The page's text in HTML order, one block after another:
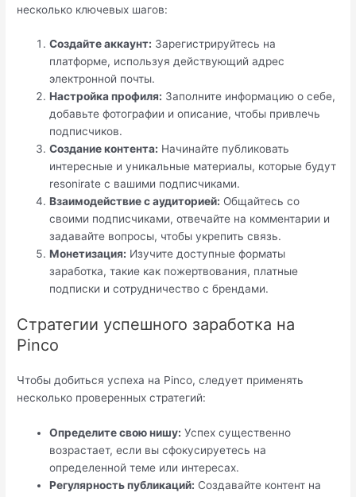
несколько ключевых шагов:
Создайте аккаунт: Зарегистрируйтесь на
платформе, используя действующий адрес
электронной почты.
Настройка профиля: Заполните информацию о себе,
добавьте фотографии и описание, чтобы привлечь
подписчиков.
Создание контента: Начинайте публиковать
интересные и уникальные материалы, которые будут
resonirate с вашими подписчиками.
Взаимодействие с аудиторией: Общайтесь со
своими подписчиками, отвечайте на комментарии и
задавайте вопросы, чтобы укрепить связь.
Монетизация: Изучите доступные форматы
заработка, такие как пожертвования, платные
подписки и сотрудничество с брендами.
Стратегии успешного заработка на
Pinco
Чтобы добиться успеха на Pinco, следует применять
несколько проверенных стратегий:
Определите свою нишу: Успех существенно
возрастает, если вы сфокусируетесь на
определенной теме или интересах.
Регулярность публикаций: Создавайте контент на